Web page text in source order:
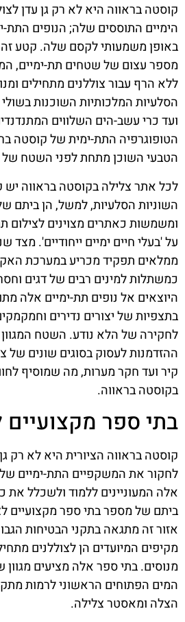
קוסטה בראווה היא לא רק גן עדן
הימיים התוססים שלה; הנופים התת-
באופן משמעותי לקסם שלה. קטע
מספר עצום של שטחים תת-ימיים,
ללא הרף עבור צוללנים מתחילים
הסלעיות המלכותיות השוכנות
ועד כרי עשב-הים השלווים
הטופוגרפיה התת-ימית של קוסטה
הטבעי השוכן מתחת לפני השטח של
לכל אתר צלילה בקוסטה בראווה יש
השוניות הסלעיות, למשל, הן ביתם של
ומשמשות כאתרים מצוינים לצילום
על 'בעלי חיים ימיים ייחודיים'. מצד
ממלאים תפקיד מכריע במערכת
כמשתלות למינים רבים של דגים
היוצאים אל נופים תת-ימיים אלה
בתצפיות של יצורים נדירים
לחקירה של הלא נודע. השטח
ההזדמנות לעסוק בסוגים שונים של
קיר ועד חקר מערות, מה שמוסיף
בקוסטה בראווה.
בתי ספר מקצועיים
קוסטה בראווה הציורית היא לא רק
לחקור את המשקפיים התת-ימיים
אלה המעוניינים ללמוד ולשכלל את
ביתם של מספר בתי ספר מקצועיים
אזור זה מתגאה בתקני הבטיחות
מקיפים המיועדים הן לצוללנים
מנוסים. בתי ספר אלה מציעים
המים הפתוחים הראשוני לרמות
הצלה ומאסטר צלילה.